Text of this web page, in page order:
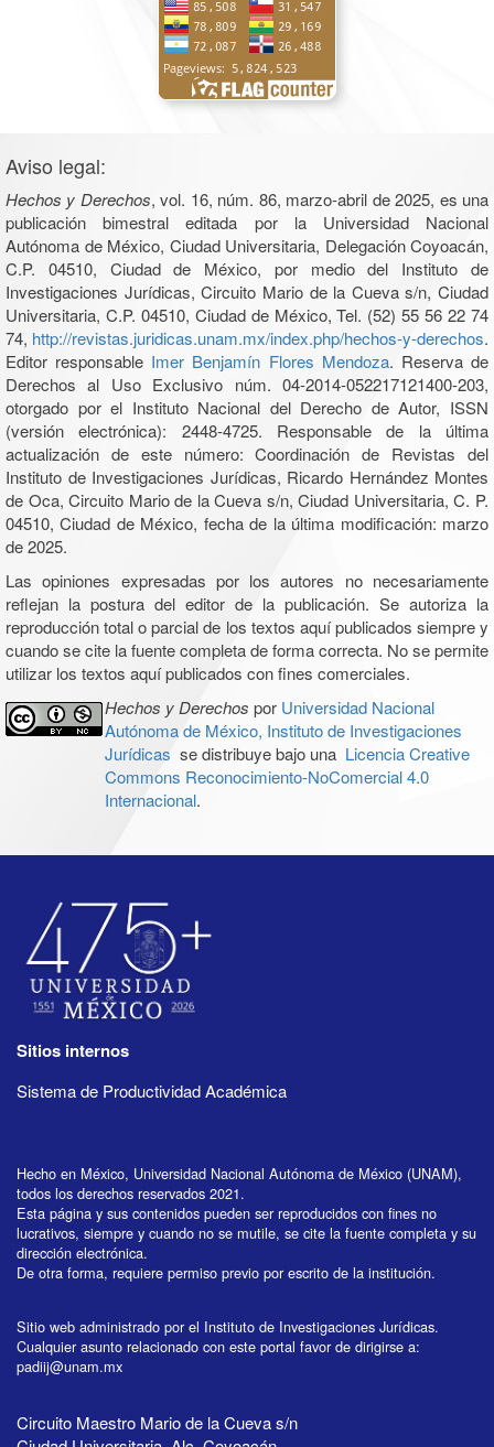
Aviso legal:
Hechos y Derechos, vol. 16, núm. 86, marzo-abril de 2025, es una
publicación bimestral editada por la Universidad Nacional
Autónoma de México, Ciudad Universitaria, Delegación Coyoacán,
C.P. 04510, Ciudad de México, por medio del Instituto de
Investigaciones Jurídicas, Circuito Mario de la Cueva s/n, Ciudad
Universitaria, C.P. 04510, Ciudad de México, Tel. (52) 55 56 22 74
74, http://revistas.juridicas.unam.mx/index.php/hechos-y-derechos.
Editor responsable Imer Benjamín Flores Mendoza. Reserva de
Derechos al Uso Exclusivo núm. 04-2014-052217121400-203,
otorgado por el Instituto Nacional del Derecho de Autor, ISSN
(versión electrónica): 2448-4725. Responsable de la última
actualización de este número: Coordinación de Revistas del
Instituto de Investigaciones Jurídicas, Ricardo Hernández Montes
de Oca, Circuito Mario de la Cueva s/n, Ciudad Universitaria, C. P.
04510, Ciudad de México, fecha de la última modificación: marzo
de 2025.
Las opiniones expresadas por los autores no necesariamente
reflejan la postura del editor de la publicación. Se autoriza la
reproducción total o parcial de los textos aquí publicados siempre y
cuando se cite la fuente completa de forma correcta. No se permite
utilizar los textos aquí publicados con fines comerciales.
Hechos y Derechos por Universidad Nacional
Autónoma de México, Instituto de Investigaciones
Jurídicas se distribuye bajo una Licencia Creative
Commons Reconocimiento-NoComercial 4.0
Internacional.
Sitios internos
Sistema de Productividad Académica
Hecho en México, Universidad Nacional Autónoma de México (UNAM),
todos los derechos reservados 2021.
Esta página y sus contenidos pueden ser reproducidos con fines no
lucrativos, siempre y cuando no se mutile, se cite la fuente completa y su
dirección electrónica.
De otra forma, requiere permiso previo por escrito de la institución.
Sitio web administrado por el Instituto de Investigaciones Jurídicas.
Cualquier asunto relacionado con este portal favor de dirigirse a:
padiij@unam.mx
Circuito Maestro Mario de la Cueva s/n